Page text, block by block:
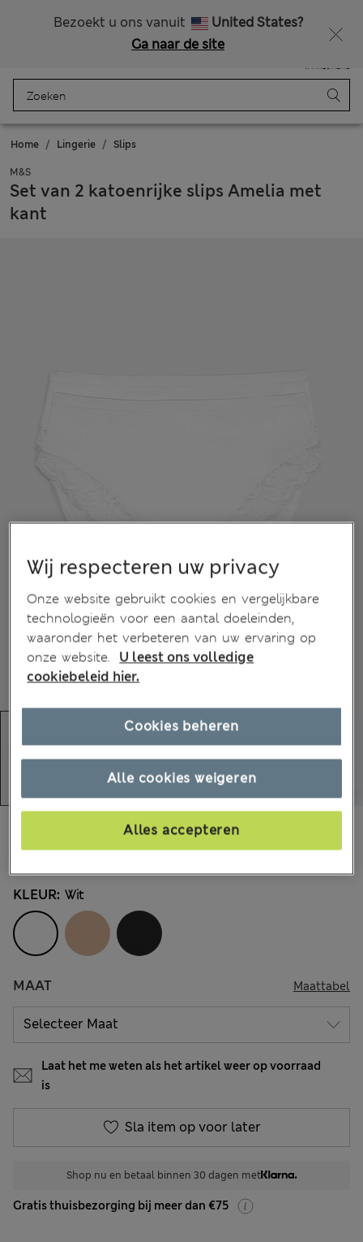
Bezoekt u ons vanuit
United States?
Ga naar de site
Winkelmand
Home Lingerie Slips
M&S
Set van 2 katoenrijke slips Amelia met
kant
193 Beoordelingen
Alle prijzen zijn inclusief btw en invoerrechten
KLEUR: Wit
MAAT Maattabel
Laat het me weten als het artikel weer op voorraad
is
Sla item op voor later
Shop nu en betaal binnen 30 dagen met
Gratis thuisbezorging bij meer dan €75
Wij respecteren uw privacy
Onze website gebruikt cookies en vergelijkbare
technologieën voor een aantal doeleinden,
waaronder het verbeteren van uw ervaring op
onze website.
U leest ons volledige
cookiebeleid hier.
Alle cookies weigeren
Alles accepteren
Cookies beheren